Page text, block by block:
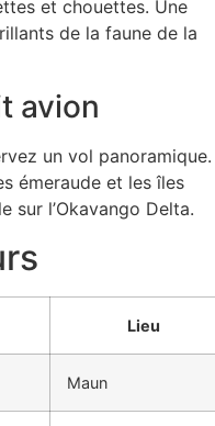
et chouettes. Une
de la faune de la
avion
un vol panoramique.
émeraude et les îles
sur l’Okavango Delta.
Lieu
Maun